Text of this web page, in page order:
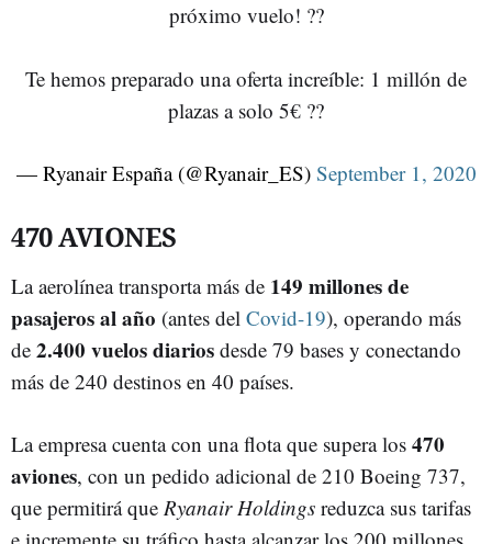
próximo vuelo! ??
Te hemos preparado una oferta increíble: 1 millón de
plazas a solo 5€ ??
— Ryanair España (@Ryanair_ES) September 1, 2020
470 AVIONES
La aerolínea transporta más de 149 millones de
pasajeros al año (antes del Covid-19), operando más
de 2.400 vuelos diarios desde 79 bases y conectando
más de 240 destinos en 40 países.
La empresa cuenta con una flota que supera los 470
aviones, con un pedido adicional de 210 Boeing 737,
que permitirá que Ryanair Holdings reduzca sus tarifas